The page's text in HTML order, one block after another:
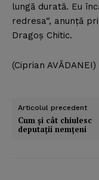
lungă durată. Eu
redresa“, anunţă
Dragoş Chitic.
(Ciprian AVĂDANEI)
Articolul precedent
Cum şi cât chiulesc
deputaţii nemţeni